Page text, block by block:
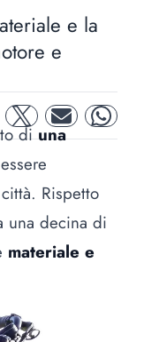
e la
e
twitter mail whatsapp
diuna
Rispetto
una decina di
materiale e